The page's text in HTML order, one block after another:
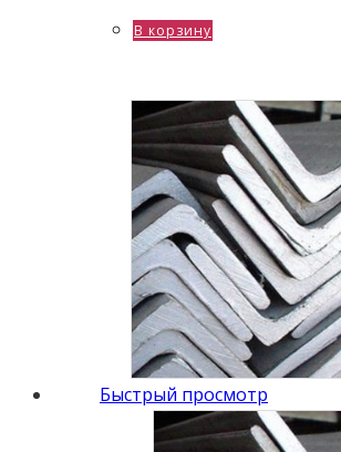
В корзину
Быстрый просмотр